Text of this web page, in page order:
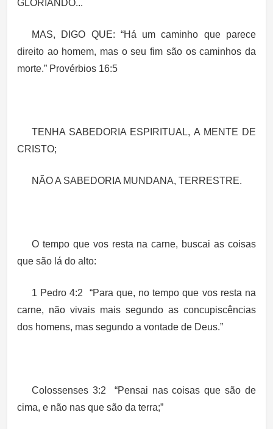
GLORIANDO...
MAS, DIGO QUE: “Há um caminho que parece
direito ao homem, mas o seu fim são os caminhos da
morte.” Provérbios 16:5
TENHA SABEDORIA ESPIRITUAL, A MENTE DE
CRISTO;
NÃO A SABEDORIA MUNDANA, TERRESTRE.
O tempo que vos resta na carne, buscai as coisas
que são lá do alto:
1 Pedro 4:2 “Para que, no tempo que vos resta na
carne, não vivais mais segundo as concupiscências
dos homens, mas segundo a vontade de Deus.”
Colossenses 3:2 “Pensai nas coisas que são de
cima, e não nas que são da terra;”